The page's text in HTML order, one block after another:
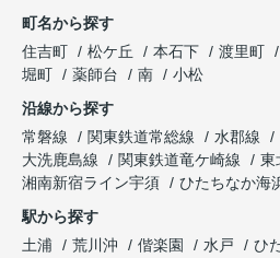
町名から探す
住吉町
松ケ丘 本石下 渡里町
堀町
薬師台 南
小松
沿線から探す
常磐線
関東鉄道常総線 水郡線
大洗鹿島線
関東鉄道竜ケ崎線
東
湘南新宿ライン宇須
ひたちなか海
駅から探す
土浦
荒川沖 偕楽園 水戸 ひ